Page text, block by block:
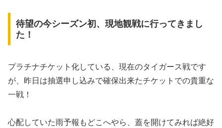
待望の今シーズン初、現地観戦に行ってきまし
た！
​プラチナチケット化している、現在のタイガース戦です
が、昨日は抽選申し込みで確保出来たチケットでの貴重な
一戦！
​心配していた雨予報もどこへやら、蓋を開けてみれば絶好